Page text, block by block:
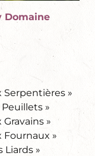
Domaine
Serpentières »
»
»
Fournaux »
Liards »